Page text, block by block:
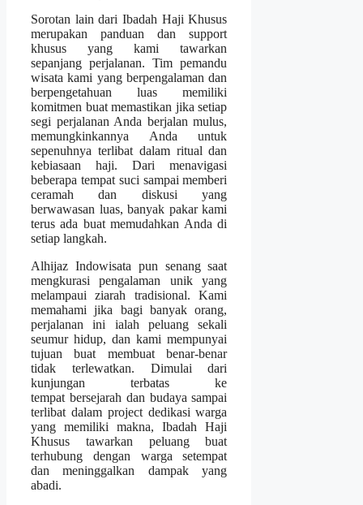
Sorotan lain dari Ibadah Haji Khusus
merupakan panduan dan support
khusus yang kami tawarkan
sepanjang perjalanan. Tim pemandu
wisata kami yang berpengalaman dan
berpengetahuan luas memiliki
komitmen buat memastikan jika setiap
segi perjalanan Anda berjalan mulus,
memungkinkannya Anda untuk
sepenuhnya terlibat dalam ritual dan
kebiasaan haji. Dari menavigasi
beberapa tempat suci sampai memberi
ceramah dan diskusi yang
berwawasan luas, banyak pakar kami
terus ada buat memudahkan Anda di
setiap langkah.
Alhijaz Indowisata pun senang saat
mengkurasi pengalaman unik yang
melampaui ziarah tradisional. Kami
memahami jika bagi banyak orang,
perjalanan ini ialah peluang sekali
seumur hidup, dan kami mempunyai
tujuan buat membuat benar-benar
tidak terlewatkan. Dimulai dari
kunjungan terbatas ke
tempat bersejarah dan budaya sampai
terlibat dalam project dedikasi warga
yang memiliki makna, Ibadah Haji
Khusus tawarkan peluang buat
terhubung dengan warga setempat
dan meninggalkan dampak yang
abadi.